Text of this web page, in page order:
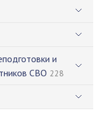
и
СВО 228